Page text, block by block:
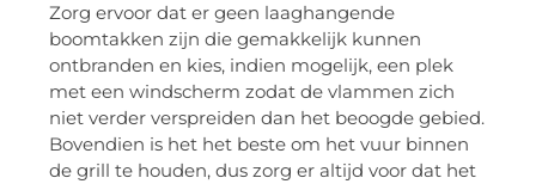
Zorg ervoor dat er geen laaghangende
boomtakken zijn die gemakkelijk kunnen
ontbranden en kies, indien mogelijk, een plek
met een windscherm zodat de vlammen zich
niet verder verspreiden dan het beoogde gebied.
Bovendien is het het beste om het vuur binnen
de grill te houden, dus zorg er altijd voor dat het